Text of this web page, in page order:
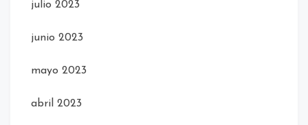
julio 2023
junio 2023
mayo 2023
abril 2023